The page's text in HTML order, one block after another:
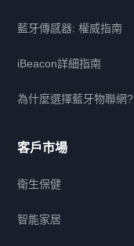
藍牙傳感器: 權威指南
iBeacon詳細指南
為什麼選擇藍牙物聯網?
客戶市場
衛生保健
智能家居